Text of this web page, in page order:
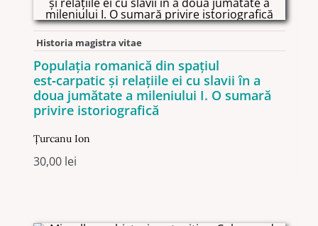
Historia magistra vitae
Populaţia romanică din spaţiul
est‑carpatic şi relaţiile ei cu slavii în a
doua jumătate a mileniului I. O sumară
privire istoriografică
Ţurcanu Ion
30,00 lei